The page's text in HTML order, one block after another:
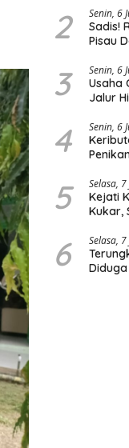
2 Senin, 6
Sadis!
Pisau
3 Senin, 6
Usaha
Jalur
Limbah
4 Senin, 6
5 Selasa,
Kejati
Kukar,
6 Selasa,